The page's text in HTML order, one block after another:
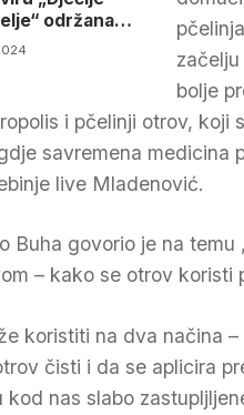
održana
„Poligon
bolje
i pčelinji otrov, koji
savremena medicina
live Mladenović.
Buha govorio je na
– kako se otrov koristi
koristiti na dva načina
čisti i da se aplicira
kod nas slabo